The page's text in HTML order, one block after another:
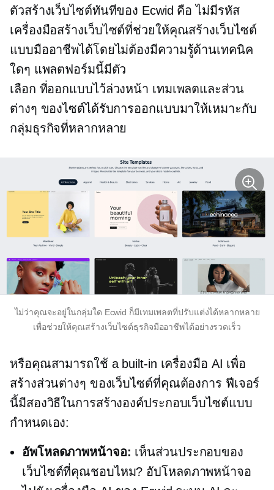
ตัวสร้างเว็บไซต์ทันทีของ Ecwid คือไม่มีรหัส
เครื่องมือสร้างเว็บไซต์ที่ช่วยให้คุณสร้างเว็บไซต์
แบบมืออาชีพได้โดยไม่ต้องมีความรู้ด้านเทคนิค
ใดๆ แพลตฟอร์มนี้มีตัว
เลือก ที่ออกแบบไว้ล่วงหน้า เทมเพลตและส่วน
ต่างๆ ของไซต์ได้รับการออกแบบมาให้เหมาะกับ
กลุ่มธุรกิจที่หลากหลาย
ไม่ว่าคุณจะอยู่ในกลุ่มใด Ecwid ก็มีเทมเพลตที่ปรับแต่งได้หลากหลาย
เพื่อช่วยให้คุณสร้างเว็บไซต์ธุรกิจมืออาชีพได้อย่างรวดเร็ว
หรือคุณสามารถใช้ a built-in เครื่องมือ AI เพื่อ
สร้างส่วนต่างๆ ของเว็บไซต์ที่คุณต้องการ ฟีเจอร์
นี้มีสองวิธีในการสร้างองค์ประกอบเว็บไซต์แบบ
กำหนดเอง:
อัพโหลดภาพหน้าจอ: เห็นส่วนประกอบของ
เว็บไซต์ที่คุณชอบไหม? อัปโหลดภาพหน้าจอ